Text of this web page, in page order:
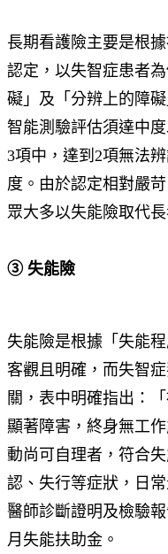
長期看護險主要是根
認定，以失智症患者
礙」及「分辨上的障
智能測驗評估須達中
3項中，達到2項無法
度。由於認定相對嚴
眾大多以失能險取代長
③ 失能險
失能險是根據「失能
客觀且明確，而失智
關，表中明確指出：
顯著障害，終身無工
動尚可自理者，符合
認、失行等症狀，日
醫師診斷證明及檢驗
月失能扶助金。